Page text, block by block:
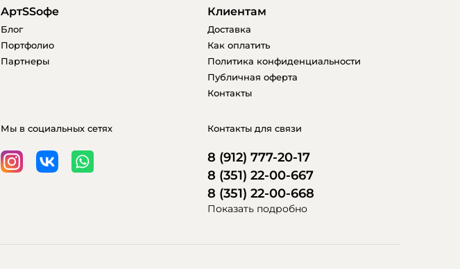
AртSSофе
Блог
Портфолио
Партнеры
Клиентам
Доставка
Как оплатить
Политика конфиденциальности
Публичная оферта
Контакты
Мы в социальных сетях Контакты для связи
8 (912) 777-20-17
8 (351) 22-00-667
8 (351) 22-00-668
Показать подробно